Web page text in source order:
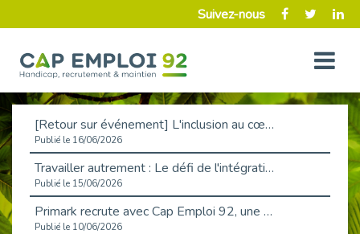
Suivez-nous
[Retour sur événement] L'inclusion au cœur de la Place de l'Emploi à La Défense !
Publié le 16/06/2026
Travailler autrement : Le défi de l'intégration des maladies chroniques en entreprise
Publié le 15/06/2026
Primark recrute avec Cap Emploi 92, une matinée couronnée de succès !
Publié le 10/06/2026